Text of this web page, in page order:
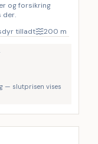
og forsikring
der.
tilladt 200 m
— slutprisen vises